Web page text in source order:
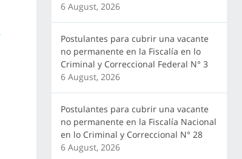
6 August, 2026
Postulantes para cubrir una vacante
no permanente en la Fiscalía en lo
Criminal y Correccional Federal N° 3
6 August, 2026
Postulantes para cubrir una vacante
no permanente en la Fiscalía Nacional
en lo Criminal y Correccional N° 28
6 August, 2026